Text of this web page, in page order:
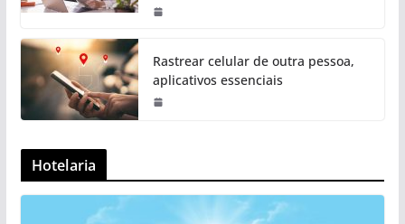
Rastrear celular de outra pessoa,
aplicativos essenciais
Hotelaria